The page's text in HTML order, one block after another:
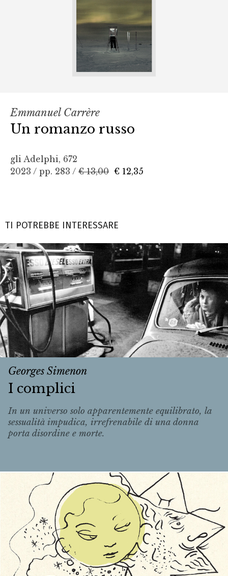
Emmanuel Carrère
Un romanzo russo
gli Adelphi, 672
2023 / pp. 283 / € 13,00 € 12,35
TI POTREBBE INTERESSARE
Georges Simenon
I complici
In un universo solo apparentemente equilibrato, la
sessualità impudica, irrefrenabile di una donna
porta disordine e morte.